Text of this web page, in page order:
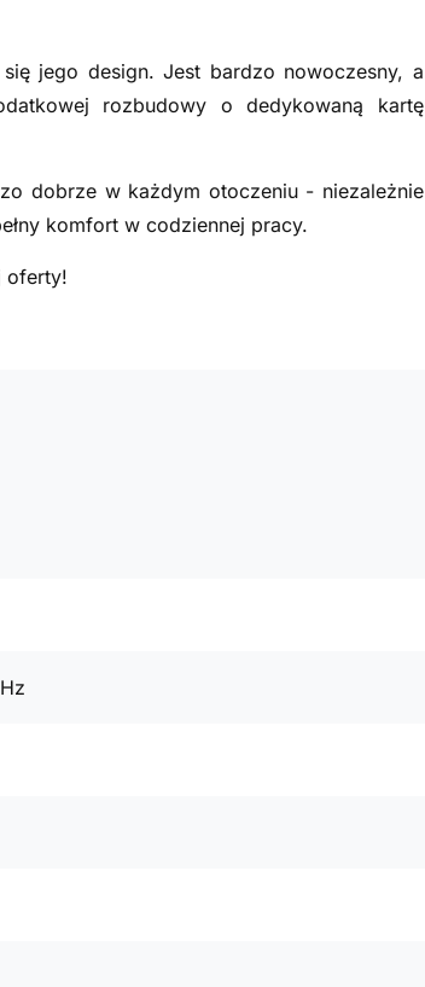
jego design. Jest bardzo nowoczesny, a
rozbudowy o dedykowaną kartę
dobrze w każdym otoczeniu - niezależnie
komfort w codziennej pracy.
oferty!